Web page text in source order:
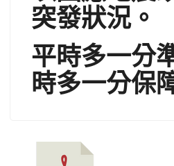
突發狀況。
平時多一分
時多一分保